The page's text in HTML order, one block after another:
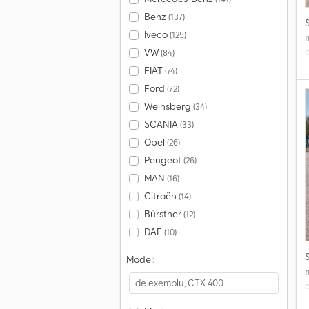
Benz (137)
Iveco(125)
VW(84)
FIAT(74)
Ford (72)
Weinsberg (34)
SCANIA(33)
Opel (26)
Peugeot(26)
MAN (16)
Citroën (14)
Bürstner(12)
DAF (10)
Model: